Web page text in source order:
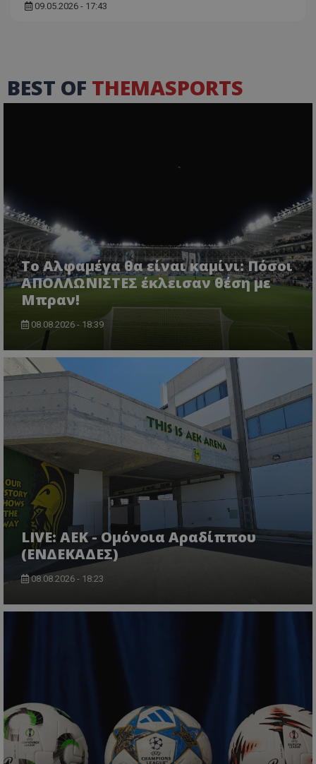
09.05.2026 - 17:43
BEST OF THEMASPORTS
Το Αλφαμέγα θα είναι καμίνι: Πόσοι
ΑΠΟΛΛΩΝΙΣΤΕΣ έκλεισαν θέση με
Μπραν!
08.08.2026 - 18:39
LIVE: ΑΕΚ - Ομόνοια Αραδίππου
(ΕΝΔΕΚΑΔΕΣ)
08.08.2026 - 18:23